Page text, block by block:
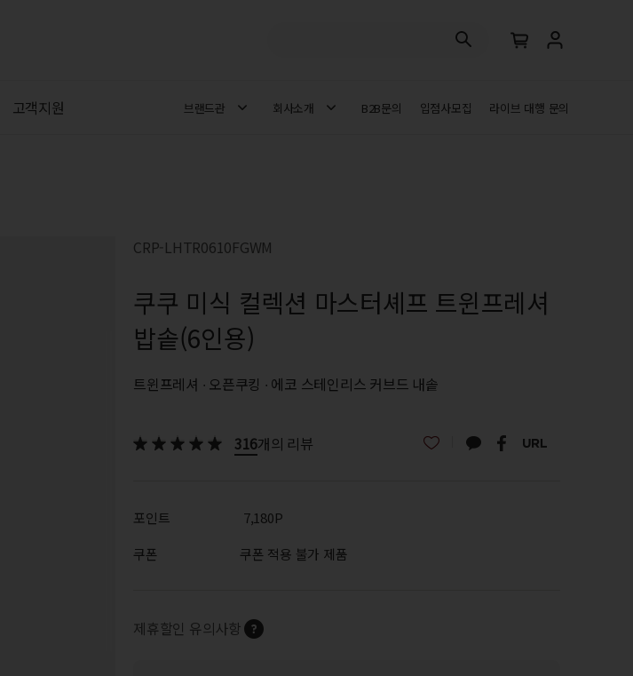
고객지원 브랜드관 회사소개 B2B문의 입점사모집 라이브 대행 문의
CRP-LHTR0610FGWM
쿠쿠 미식 컬렉션 마스터셰프 트윈프레셔
밥솥(6인용)
트윈프레셔 ∙ 오픈쿠킹 ∙ 에코 스테인리스 커브드 내솥
316개의 리뷰
포인트
7,180P
쿠폰
쿠폰 적용 불가 제품
제휴할인 유의사항